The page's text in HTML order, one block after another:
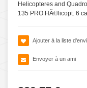
Helicopteres and
135 PRO HÃ©licopt. 6
Ajouter à la liste
Envoyer à un ami